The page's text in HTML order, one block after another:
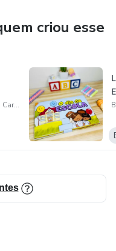
criou esse
Bianca Roberta do Carmo Maciel dos Santos